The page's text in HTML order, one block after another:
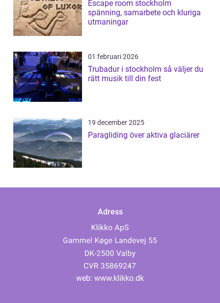
Escape room stockholm
spänning, samarbete och kluriga
utmaningar
01 februari 2026
Trubadur i stockholm så väljer du
rätt musik till din fest
19 december 2025
Paragliding över aktiva glaciärer
Adress
web: www.klikko.dk